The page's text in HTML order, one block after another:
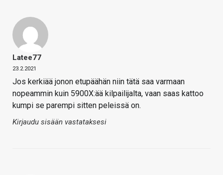
Latee77
23.2.2021
Jos kerkiää jonon etupäähän niin tätä saa varmaan
nopeammin kuin 5900X:ää kilpailijalta, vaan saas kattoo
kumpi se parempi sitten peleissä on.
Kirjaudu sisään vastataksesi